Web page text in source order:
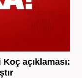
açıklaması: